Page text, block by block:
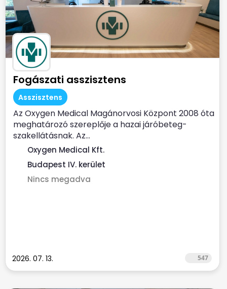
Fogászati asszisztens
Asszisztens
Az Oxygen Medical Magánorvosi Központ 2008 óta
meghatározó szereplője a hazai járóbeteg-
szakellátásnak. Az...
Oxygen Medical Kft.
Budapest IV. kerület
Nincs megadva
2026. 07. 13. 547